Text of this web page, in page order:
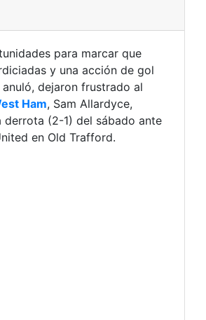
para marcar que
y una acción de gol
dejaron frustrado al
Ham, Sam Allardyce,
derrota (2-1) del sábado ante
en Old Trafford.